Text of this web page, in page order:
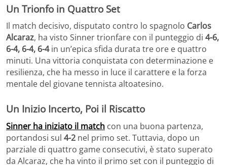
Un Trionfo in Quattro Set
Il match decisivo, disputato contro lo spagnolo Carlos
Alcaraz, ha visto Sinner trionfare con il punteggio di 4-6,
6-4, 6-4, 6-4in un’epica sfida durata tre ore e quattro
minuti. Una vittoria conquistata con determinazione e
resilienza, che ha messo in luce il carattere e la forza
mentale del giovane tennista altoatesino.
Un Inizio Incerto, Poi il Riscatto
Sinner ha iniziato il match con una buona partenza,
portandosi sul 4-2 nel primo set. Tuttavia, dopo un
parziale di quattro game consecutivi, è stato superato
da Alcaraz, che ha vinto il primo set con il punteggio di